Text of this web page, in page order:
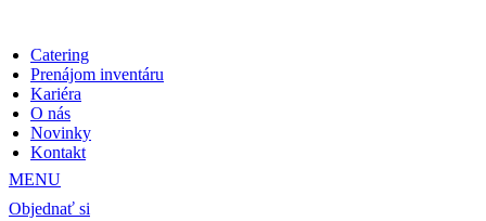
Catering
Prenájom inventáru
Kariéra
O nás
Novinky
Kontakt
Objednať si